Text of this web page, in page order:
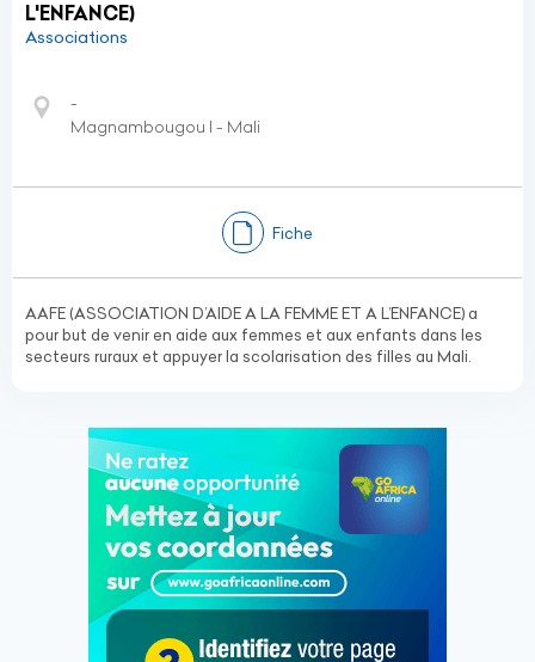
L'ENFANCE)
Associations
-
Magnambougou I - Mali
Fiche
AAFE (ASSOCIATION D’AIDE A LA FEMME ET A L’ENFANCE) a
pour but de venir en aide aux femmes et aux enfants dans les
secteurs ruraux et appuyer la scolarisation des filles au Mali.